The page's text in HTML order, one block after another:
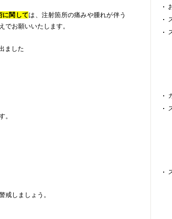
に関しては、注射箇所の痛みや腫れが伴う
でお願いいたします。
ました
。
戒しましょう。